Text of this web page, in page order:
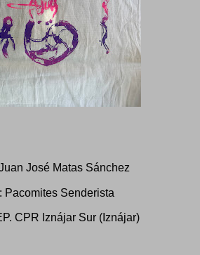
José Matas Sánchez
Pacomites Senderista
CPR Iznájar Sur (Iznájar)